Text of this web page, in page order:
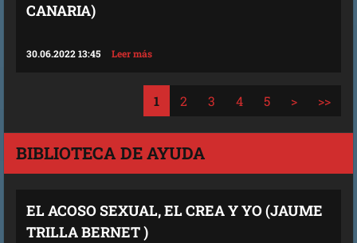
CANARIA)
30.06.2022 13:45 Leer más
1 2 3 4 5 > >>
BIBLIOTECA DE AYUDA
EL ACOSO SEXUAL, EL CREA Y YO (JAUME
TRILLA BERNET )